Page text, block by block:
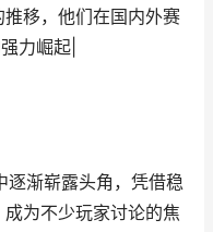
移，他们在国内外赛
力崛起|
逐渐崭露头角，凭借稳
为不少玩家讨论的焦